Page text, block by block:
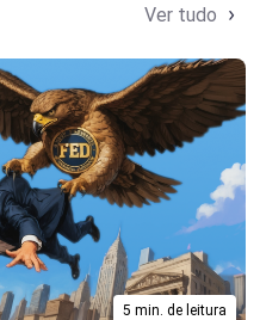
Ver tudo
5 min. de leitura